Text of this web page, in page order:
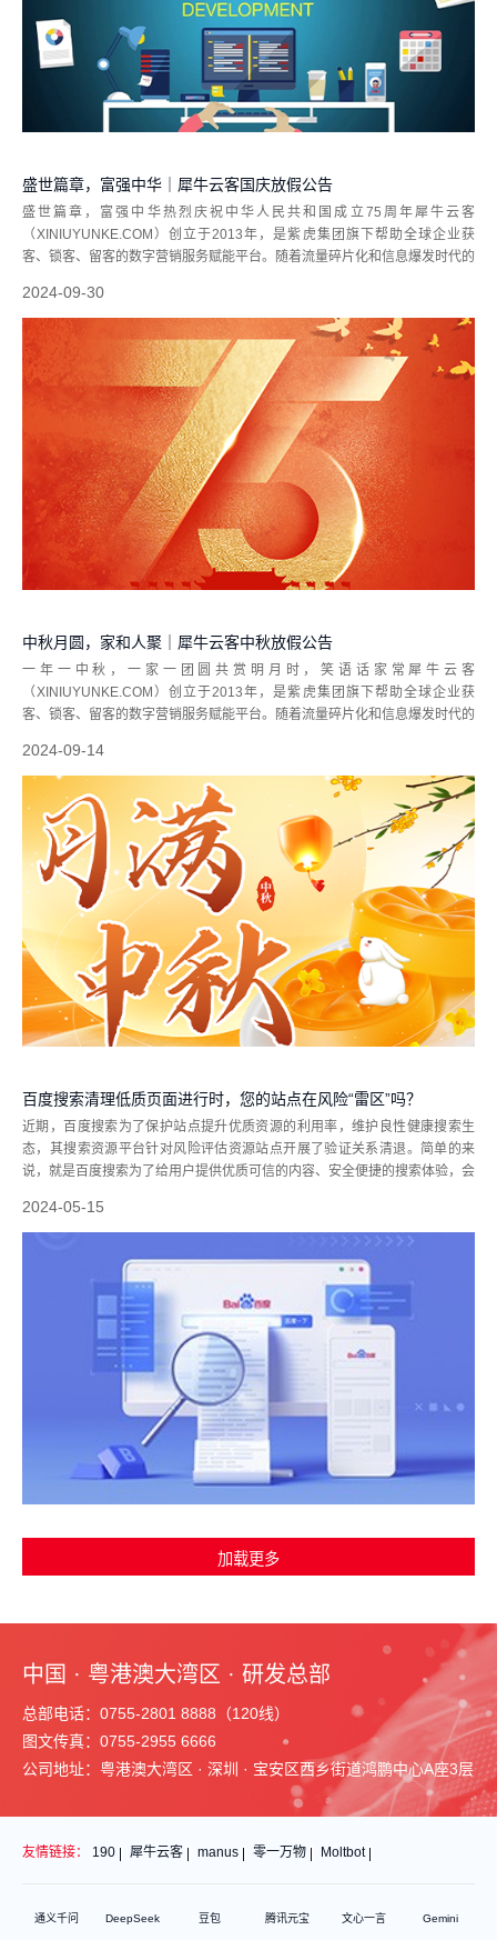
盛世篇章，富强中华｜犀牛云客国庆放假公告
盛世篇章，富强中华热烈庆祝中华人民共和国成立75周年犀牛云客
（XINIUYUNKE.COM）创立于2013年，是紫虎集团旗下帮助全球企业获
客、锁客、留客的数字营销服务赋能平台。随着流量碎片化和信息爆发时代的
务，帮助企业从营销引流获客、品...
2024-09-30
中秋月圆，家和人聚｜犀牛云客中秋放假公告
一年一中秋，一家一团圆共赏明月时，笑语话家常犀牛云客
（XINIUYUNKE.COM）创立于2013年，是紫虎集团旗下帮助全球企业获
客、锁客、留客的数字营销服务赋能平台。随着流量碎片化和信息爆发时代的
务，帮助企业从营销引流获客、品牌声量提...
2024-09-14
百度搜索清理低质页面进行时，您的站点在风险“雷区”吗？
近期，百度搜索为了保护站点提升优质资源的利用率，维护良性健康搜索生
态，其搜索资源平台针对风险评估资源站点开展了验证关系清退。简单的来
说，就是百度搜索为了给用户提供优质可信的内容、安全便捷的搜索体验，会
问题，咱们是否存在呢：1、资源/功...
2024-05-15
中国 · 粤港澳大湾区 · 研发总部
总部电话：0755-2801 8888（120线）
图文传真：0755-2955 6666
公司地址：粤港澳大湾区 · 深圳 · 宝安区西乡街道鸿鹏中心A座3层
友情链接： 190 犀牛云客 manus 零一万物 Moltbot
通义千问 DeepSeek 豆包 腾讯元宝 文心一言 Gemini